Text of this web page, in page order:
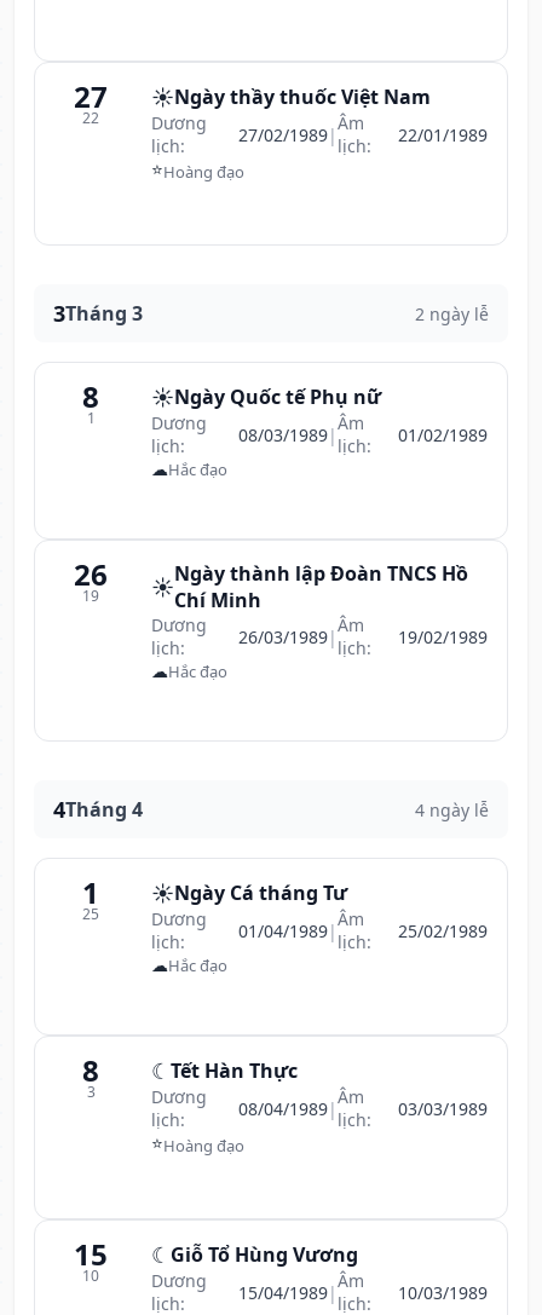
27
22
☀️Ngày thầy thuốc Việt Nam
Dương
lịch:
27/02/1989|Âm
lịch:
22/01/1989
⭐Hoàng đạo
3Tháng 3 2 ngày lễ
8
1
☀️Ngày Quốc tế Phụ nữ
Dương
lịch:
08/03/1989|Âm
lịch:
01/02/1989
☁Hắc đạo
26
19 ☀️Ngày thành lập Đoàn TNCS Hồ
Chí Minh
Dương
lịch:
26/03/1989|Âm
lịch:
19/02/1989
☁Hắc đạo
4Tháng 4 4 ngày lễ
1
25
☀️Ngày Cá tháng Tư
Dương
lịch:
01/04/1989|Âm
lịch:
25/02/1989
☁Hắc đạo
8
3
☾ Tết Hàn Thực
Dương
lịch:
08/04/1989|Âm
lịch:
03/03/1989
⭐Hoàng đạo
15
10
☾ Giỗ Tổ Hùng Vương
Dương
lịch:
15/04/1989|Âm
lịch:
10/03/1989